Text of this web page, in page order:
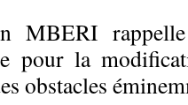
MBERI
pour la
obstacles